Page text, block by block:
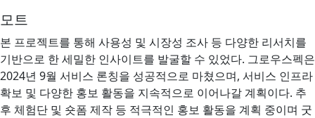
모트
본 프로젝트를 통해 사용성 및 시장성 조사 등 다양한 리서치를
기반으로 한 세밀한 인사이트를 발굴할 수 있었다. 그로우스펙은
2024년 9월 서비스 론칭을 성공적으로 마쳤으며, 서비스 인프라
확보 및 다양한 홍보 활동을 지속적으로 이어나갈 계획이다. 추
후 체험단 및 숏폼 제작 등 적극적인 홍보 활동을 계획 중이며 굿